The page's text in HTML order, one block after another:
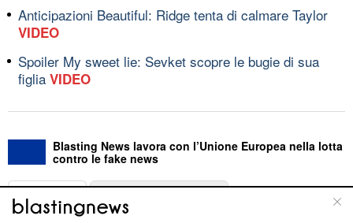
Anticipazioni Beautiful: Ridge tenta di calmare Taylor
VIDEO
Spoiler My sweet lie: Sevket scopre le bugie di sua
figlia VIDEO
Blasting News lavora con l’Unione Europea nella lotta
contro le fake news
ABOUT